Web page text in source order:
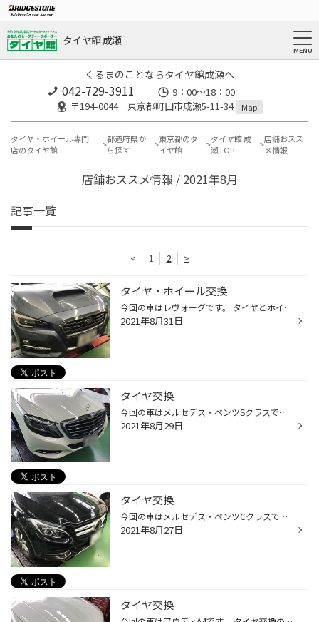
タイヤ館 成瀬
くるまのことならタイヤ館成瀬へ
042-729-3911
9：00～18：00
〒194-0044 東京都町田市成瀬5-11-34
Map
タイヤ・ホイール専門
店のタイヤ館
都道府県か
ら探す
東京都のタ
イヤ館
タイヤ館 成
瀬TOP
店舗おスス
メ情報
店舗おススメ情報 / 2021年8月
記事一覧
< 1 2 >
タイヤ・ホイール交換
今回の車はレヴォーグです。 タイヤとホイール交換のご依頼をいただきました。 ありがとうございますm(_ _)m ホイールはRAYS VOLKRACING G025。 タイヤはREGNO GR-XⅡです。 純正ホイールとくらべて、かなりホイール軽いです！ キッチリ交換させていただきました。 ホイールがスッキリしてイイ感じで...
2021年8月31日
タイヤ交換
今回の車はメルセデス・ベンツSクラスです。 タイヤの溝が無くなってワイヤーが出てきてしまったとのことで タイヤ交換のご依頼をいただきました。 ありがとうございますm(_ _)m ベンツ認証タイヤMOEが着いていますので・・・ POTENZA S001 MOEになります。 前回のベンツCクラスのタイヤ交換同様RFT...
2021年8月29日
タイヤ交換
今回の車はメルセデス・ベンツCクラスです。 タイヤの溝が少なくなっているのと劣化があるということで交換のご依頼をいただきました。 ありがとうございますm(_ _)m タイヤはベンツ認証タイヤMOEなので・・・ TURANZA T001 MOEです。 やはり、RFT（ランフラット）はカタイですね。 専用機械でない...
2021年8月27日
タイヤ交換